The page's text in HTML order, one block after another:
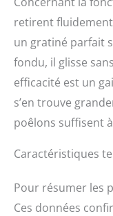
retirent
un gratiné parfait
fondu, il glisse
efficacité est un
s’en trouve
poêlons suffisent
Caractéristiques
Pour résumer les
Ces données